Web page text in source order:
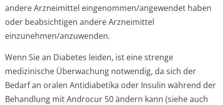
andere Arzneimittel eingenommen/an­gewendet haben
oder beabsichtigen andere Arzneimittel
einzunehmen/an­zuwenden.
Wenn Sie an Diabetes leiden, ist eine strenge
medizinische Überwachung notwendig, da sich der
Bedarf an oralen Antidiabetika oder Insulin während der
Behandlung mit Androcur 50 ändern kann (siehe auch